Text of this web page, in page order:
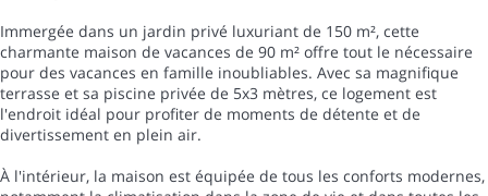
Immergée dans un jardin privé luxuriant de 150 m², cette
charmante maison de vacances de 90 m² offre tout le nécessaire
pour des vacances en famille inoubliables. Avec sa magnifique
terrasse et sa piscine privée de 5x3 mètres, ce logement est
l'endroit idéal pour profiter de moments de détente et de
divertissement en plein air.
À l'intérieur, la maison est équipée de tous les conforts modernes,